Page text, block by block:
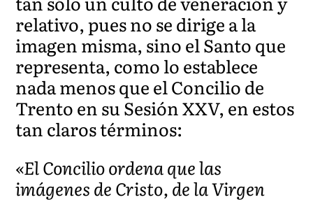
relativo, pues no se dirige a la
imagen misma, sino el Santo que
representa, como lo establece
nada menos que el Concilio de
Trento en su Sesión XXV, en estos
tan claros términos:
«El Concilio ordena que las
imágenes de Cristo, de la Virgen